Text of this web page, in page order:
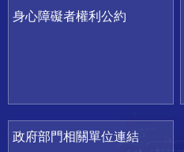
身心障礙者權利公約
政府部門相關單位連結